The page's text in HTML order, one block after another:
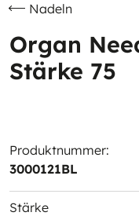
Nadeln
Organ
Stärke 75
Produktnummer:
3000121BL
Stärke